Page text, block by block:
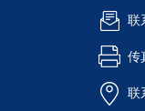
联
传
联